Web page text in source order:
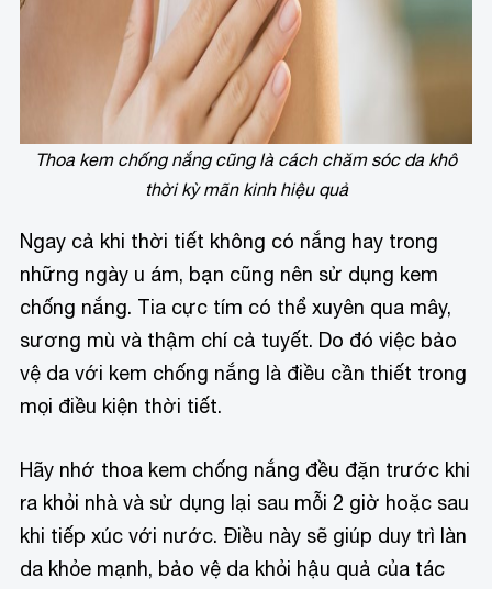
Thoa kem chống nắng cũng là cách chăm sóc da khô
thời kỳ mãn kinh hiệu quả
Ngay cả khi thời tiết không có nắng hay trong
những ngày u ám, bạn cũng nên sử dụng kem
chống nắng. Tia cực tím có thể xuyên qua mây,
sương mù và thậm chí cả tuyết. Do đó việc bảo
vệ da với kem chống nắng là điều cần thiết trong
mọi điều kiện thời tiết.
Hãy nhớ thoa kem chống nắng đều đặn trước khi
ra khỏi nhà và sử dụng lại sau mỗi 2 giờ hoặc sau
khi tiếp xúc với nước. Điều này sẽ giúp duy trì làn
da khỏe mạnh, bảo vệ da khỏi hậu quả của tác